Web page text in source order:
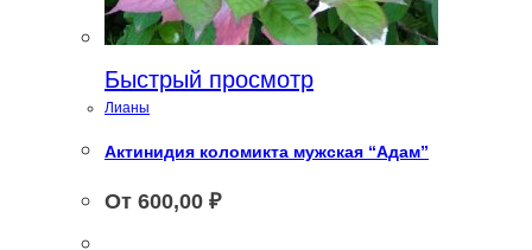
Быстрый просмотр
Лианы
Актинидия коломикта мужская “Адам”
От 600,00 ₽